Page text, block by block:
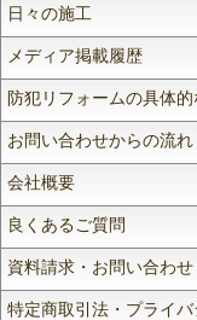
日々の施工
メディア掲載履歴
防犯リフォームの具体
お問い合わせからの流れ
会社概要
良くあるご質問
資料請求・お問い合わせ
特定商取引法・プライ